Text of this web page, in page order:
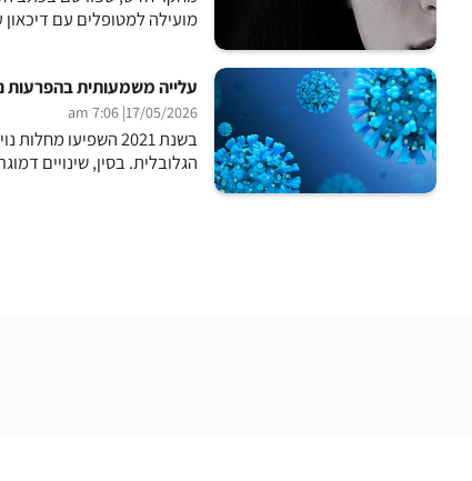
מועילה למטופלים עם
עלייה משמעותית בהפרעות
17/05/2026
| 7:06 am
הגלובלית. בסין, שינויים